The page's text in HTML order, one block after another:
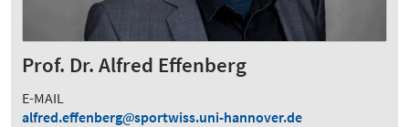
Prof. Dr. Alfred Effenberg
E-MAIL
alfred.effenberg
sportwiss.uni-hannover.de